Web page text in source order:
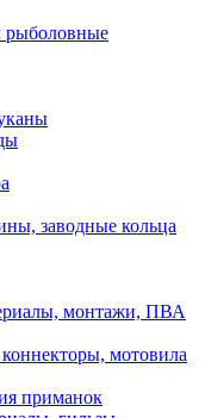
рыболовные
заводные кольца
монтажи, ПВА
мотовила
приманок